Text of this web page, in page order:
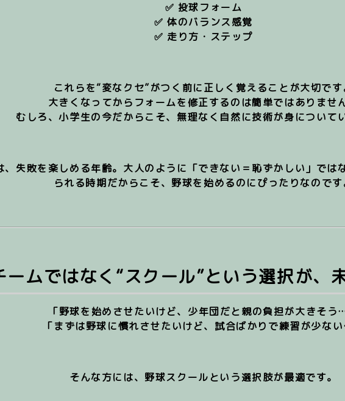
✅ 投球フォーム
✅ 体のバランス感覚
✅ 走り方・ステップ
これらを“変なクセ”がつく前に正しく覚えることが大切です
大きくなってからフォームを修正するのは簡単ではありません
むしろ、小学生の今だからこそ、無理なく自然に技術が身について
、失敗を楽しめる年齢。大人のように「できない＝恥ずかしい」では
られる時期だからこそ、野球を始めるのにぴったりなのです
ームではなく“スクール”という選択が、
「野球を始めさせたいけど、少年団だと親の負担が大きそう…
「まずは野球に慣れさせたいけど、試合ばかりで練習が少ない
そんな方には、 野球スクールという選択肢が最適です。